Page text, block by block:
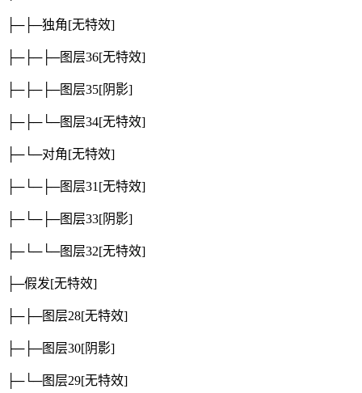
├─├─独角[无特效]
├─├─├─图层36[无特效]
├─├─├─图层35[阴影]
├─├─└─图层34[无特效]
├─└─对角[无特效]
├─└─├─图层31 [无特效]
├─└─├─图层33[阴影]
├─└─└─图层32[无特效]
├─假发[无特效]
├─├─图层28[无特效]
├─├─图层30[阴影]
├─└─图层29[无特效]